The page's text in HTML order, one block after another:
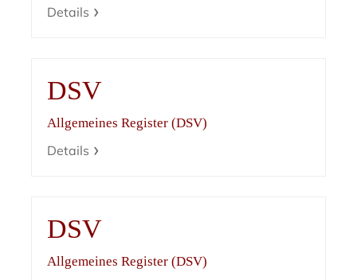
Details
DSV
Allgemeines Register (DSV)
Details
DSV
Allgemeines Register (DSV)